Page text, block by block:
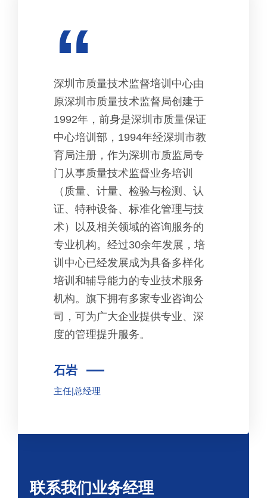
“
深圳市质量技术监督培训中心由
原深圳市质量技术监督局创建于
1992年，前身是深圳市质量保证
中心培训部，1994年经深圳市教
育局注册，作为深圳市质监局专
门从事质量技术监督业务培训
（质量、计量、检验与检测、认
证、特种设备、标准化管理与技
术）以及相关领域的咨询服务的
专业机构。经过30余年发展，培
训中心已经发展成为具备多样化
培训和辅导能力的专业技术服务
机构。旗下拥有多家专业咨询公
司，可为广大企业提供专业、深
度的管理提升服务。
石岩
主任|总经理
联系我们业务经理